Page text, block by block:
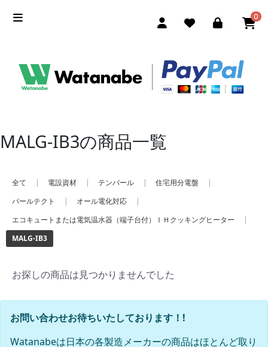
0
MALG-IB3の商品一覧
全て | 電設資材 | テンパール | 住宅用分電盤
|
パールテクト
| オール電化対応
|
エコキュートまたは電気温水器（端子台付）ＩＨクッキングヒーター
|
MALG-IB3
お探しの商品は見つかりませんでした
お問い合わせお待ちいたしております！!
Watanabeは日本の各製造メーカーの商品はほとんど取り